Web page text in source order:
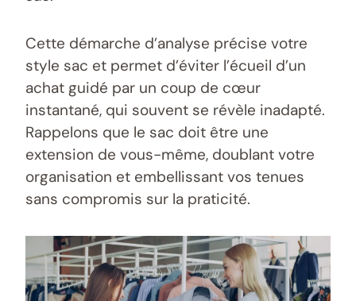
Cette démarche d’analyse précise votre
style sac et permet d’éviter l’écueil d’un
achat guidé par un coup de cœur
instantané, qui souvent se révèle inadapté.
Rappelons que le sac doit être une
extension de vous-même, doublant votre
organisation et embellissant vos tenues
sans compromis sur la praticité.